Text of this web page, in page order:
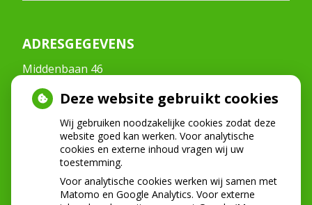
ADRESGEGEVENS
Middenbaan 46
Tel:0180-222268
info@mondzorgmiddenbaan.nl
NIEUWS
Let op: valse Infomedics-mails over
Deze website gebruikt cookies
Wij gebruiken noodzakelijke cookies zodat deze
website goed kan werken. Voor analytische
cookies en externe inhoud vragen wij uw
toestemming.
Voor analytische cookies werken wij samen met
Matomo en Google Analytics. Voor externe